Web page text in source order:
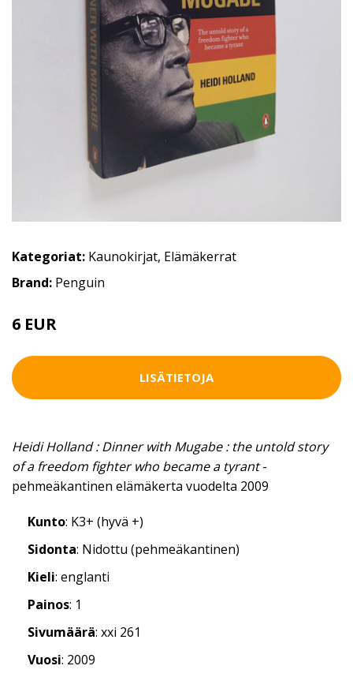
Kategoriat: Kaunokirjat, Elämäkerrat
Brand: Penguin
6 EUR
LISÄTIETOJA
Heidi Holland : Dinner with Mugabe : the untold story
of a freedom fighter who became a tyrant-
pehmeäkantinen elämäkerta vuodelta 2009
Kunto: K3+ (hyvä +)
Sidonta: Nidottu (pehmeäkantinen)
Kieli: englanti
Painos: 1
Sivumäärä: xxi 261
Vuosi: 2009